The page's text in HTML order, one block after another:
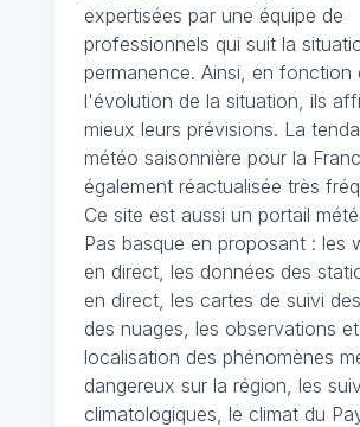
expertisées par une équipe de
professionnels qui suit la
permanence. Ainsi, en fonction
l'évolution de la situation, ils
mieux leurs prévisions. La
météo saisonnière pour la
également réactualisée très
Ce site est aussi un portail
Pas basque en proposant : les
en direct, les données des
en direct, les cartes de suivi
des nuages, les observations
localisation des phénomènes
dangereux sur la région, les
climatologiques, le climat du